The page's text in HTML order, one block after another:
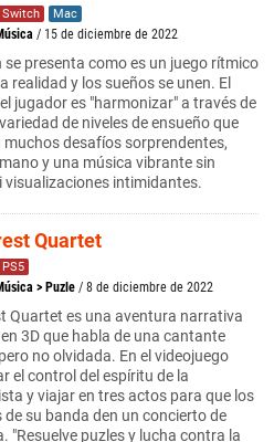
Switch Mac
/ 15 de diciembre de 2022
se presenta como es un juego rítmico
realidad y los sueños se unen. El
jugador es "harmonizar" a través de
de niveles de ensueño que
muchos desafíos sorprendentes,
y una música vibrante sin
visualizaciones intimidantes.
Quartet
PS5
> Puzle / 8 de diciembre de 2022
Quartet es una aventura narrativa
3D que habla de una cantante
no olvidada. En el videojuego
el control del espíritu de la
y viajar en tres actos para que los
de su banda den un concierto de
"Resuelve puzles y lucha contra la